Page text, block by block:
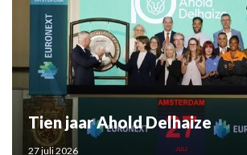
Tien jaar Ahold Delhaize
27 juli 2026